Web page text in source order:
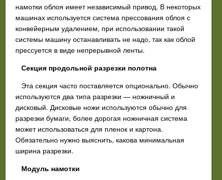
намотки облоя имеет независимый привод. В некоторых
машинах используется система прессования облоя с
конвейерным удалением, при использовании такой
системы машину останавливать не надо, так как облой
прессуется в виде непрерывной ленты.
Секция продольной разрезки полотна
Эта секция часто поставляется опционально. Обычно
используются два типа разрезки — ножничный и
дисковый. Дисковые ножи используются обычно для
разрезки бумаги, более дорогая ножничная система
может использоваться для пленок и картона.
Обязательно нужно выяснить, какова минимальная
ширина разрезки.
Модуль намотки